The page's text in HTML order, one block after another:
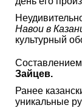
Навои в
культурный
Зайцев.
Ранее
уникальные